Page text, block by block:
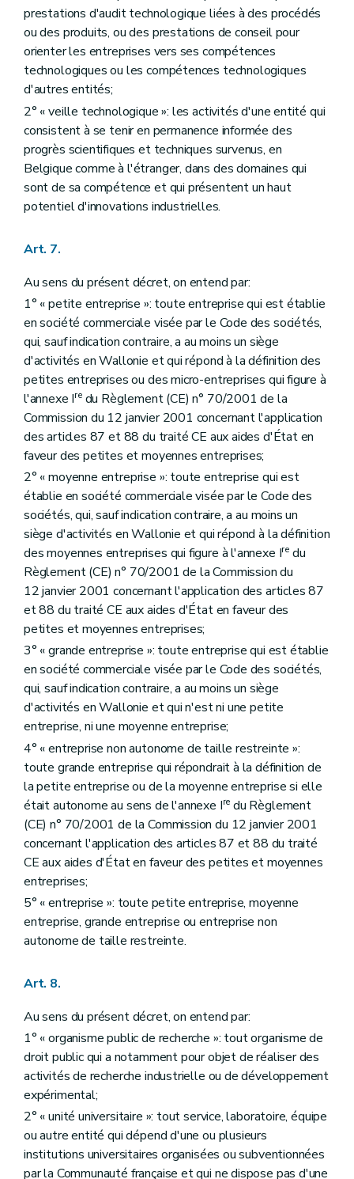
Art. 130
Art. 131
Art. 132
Art. 133
prestations d'audit technologique liées à des procédés
ou des produits, ou des prestations de conseil pour
orienter les entreprises vers ses compétences
technologiques ou les compétences technologiques
d'autres entités;
2° « veille technologique »: les activités d'une entité qui
consistent à se tenir en permanence informée des
progrès scientifiques et techniques survenus, en
Belgique comme à l'étranger, dans des domaines qui
sont de sa compétence et qui présentent un haut
potentiel d'innovations industrielles.
Art. 7.
Au sens du présent décret, on entend par:
1° « petite entreprise »: toute entreprise qui est établie
en société commerciale visée par le Code des sociétés,
qui, sauf indication contraire, a au moins un siège
d'activités en Wallonie et qui répond à la définition des
petites entreprises ou des micro-entreprises qui figure à
l'annexe Iredu Règlement (CE) n° 70/2001 de la
Commission du 12 janvier 2001 concernant l'application
des articles 87 et 88 du traité CE aux aides d'État en
faveur des petites et moyennes entreprises;
2° « moyenne entreprise »: toute entreprise qui est
établie en société commerciale visée par le Code des
sociétés, qui, sauf indication contraire, a au moins un
siège d'activités en Wallonie et qui répond à la définition
des moyennes entreprises qui figure à l'annexe Ire du
Règlement (CE) n° 70/2001 de la Commission du
12 janvier 2001 concernant l'application des articles 87
et 88 du traité CE aux aides d'État en faveur des
petites et moyennes entreprises;
3° « grande entreprise »: toute entreprise qui est établie
en société commerciale visée par le Code des sociétés,
qui, sauf indication contraire, a au moins un siège
d'activités en Wallonie et qui n'est ni une petite
entreprise, ni une moyenne entreprise;
4° « entreprise non autonome de taille restreinte »:
toute grande entreprise qui répondrait à la définition de
la petite entreprise ou de la moyenne entreprise si elle
était autonome au sens de l'annexe Ire du Règlement
(CE) n° 70/2001 de la Commission du 12 janvier 2001
concernant l'application des articles 87 et 88 du traité
CE aux aides d'État en faveur des petites et moyennes
entreprises;
5° « entreprise »: toute petite entreprise, moyenne
entreprise, grande entreprise ou entreprise non
autonome de taille restreinte.
Art. 8.
Au sens du présent décret, on entend par:
1° « organisme public de recherche »: tout organisme de
droit public qui a notamment pour objet de réaliser des
activités de recherche industrielle ou de développement
expérimental;
2° « unité universitaire »: tout service, laboratoire, équipe
ou autre entité qui dépend d'une ou plusieurs
institutions universitaires organisées ou subventionnées
par la Communauté française et qui ne dispose pas d'une